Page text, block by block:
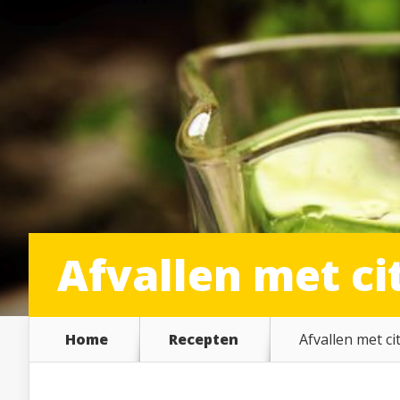
Afvallen met
Home Recepten Afvallen met